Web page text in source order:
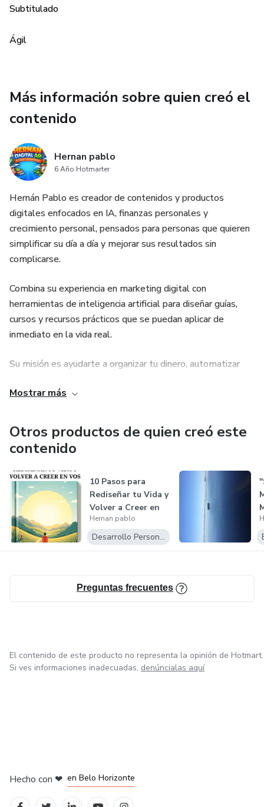
Interpretación de noticias económicas y su impacto en el
Uso de indicadores técnicos para tomar decisiones
informadas.
Estrategias de Trading:
Técnicas para minimizar riesgos y maximizar beneficios.
Ejemplos prácticos de estrategias efectivas.
Psicología del Trading:
Cómo mantener la disciplina y evitar errores comunes.
Beneficios del Curso:
Rapidez y Eficiencia: En tan solo 16 minutos, tendrás una
momento y lugar.
intercambiar ideas y resolver dudas.
Canal Privado de Telegram + Análisis y curso más
avanzados.
Subtitulado
Ágil
Más información sobre quien creó el
contenido
Hernan pablo
6 Año Hotmarter
Hernán Pablo es creador de contenidos y productos
digitales enfocados en IA, finanzas personales y
crecimiento personal, pensados para personas que quieren
simplificar su día a día y mejorar sus resultados sin
complicarse.
Combina su experiencia en marketing digital con
herramientas de inteligencia artificial para diseñar guías,
cursos y recursos prácticos que se puedan aplicar de
inmediato en la vida real.
Su misión es ayudarte a organizar tu dinero, automatizar
más tiempo, claridad y libertad en tu día a día.
Mostrar más
Otros productos de quien creó este
contenido
10 Pasos para
Rediseñar tu Vida y
Volver a Creer en
Vos”
Hernan pablo
Desarrollo Personal
Preguntas frecuentes
El contenido de este producto no representa la opinión de Hotmart.
Si ves informaciones inadecuadas, denúncialas aquí
Hecho con ❤ en Belo Horizonte